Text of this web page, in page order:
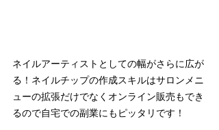
ネイルアーティストとしての幅がさらに広が
る！ネイルチップの作成スキルはサロンメニ
ューの拡張だけでなくオンライン販売もでき
るので自宅での副業にもピッタリです！